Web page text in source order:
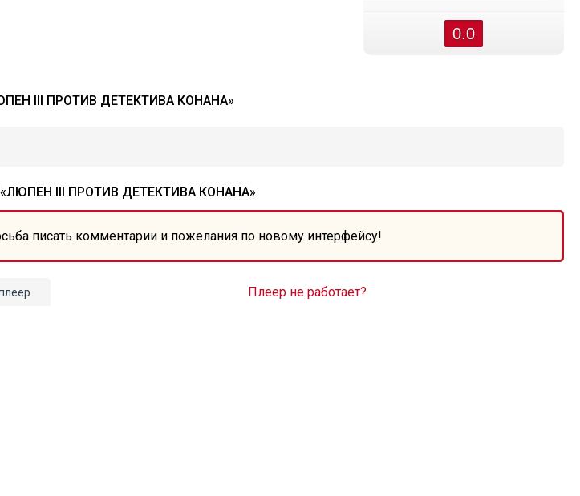
0.0
III ПРОТИВ ДЕТЕКТИВА КОНАНА»
III ПРОТИВ ДЕТЕКТИВА КОНАНА»
писать комментарии и пожелания по новому интерфейсу!
Плеер не работает?